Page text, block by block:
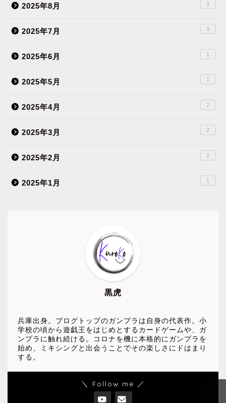
2025年8月 3
2025年7月 3
2025年6月 1
2025年5月 1
2025年4月 2
2025年3月 2
2025年2月 2
2025年1月 1
黒虎
兵庫出身。ブログトップのガンプラは自身の代表作。小
学校の頃から遊戯王をはじめとするカードゲームや、ガ
ンプラに触れ続ける。コロナを機に本格的にガンプラを
始め、ミキシングと出会うことでその楽しさにドはまり
する。
＼ Follow me ／